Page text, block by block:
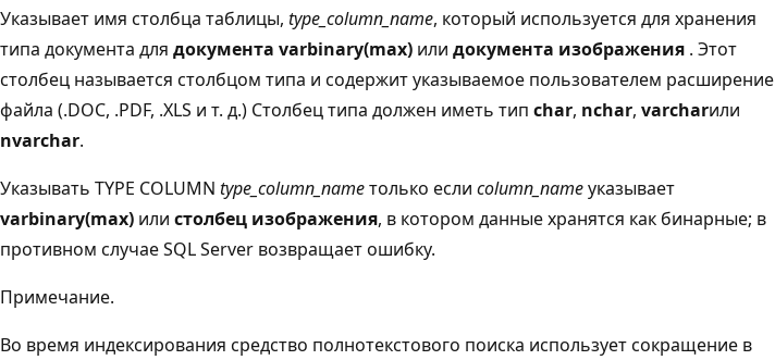
Указывает имя столбца таблицы, type_column_name, который используется для хранения
типа документа для документа varbinary(max) или документа изображения . Этот
столбец называется столбцом типа и содержит указываемое пользователем расширение
файла (.DOC, .PDF, .XLS и т. д.) Столбец типа должен иметь тип char, nchar, varcharили
nvarchar.
Указывать TYPE COLUMN type_column_nameтолько если column_nameуказывает
varbinary(max) или столбец изображения, в котором данные хранятся как бинарные; в
противном случае SQL Server возвращает ошибку.
Примечание.
Во время индексирования средство полнотекстового поиска использует сокращение в